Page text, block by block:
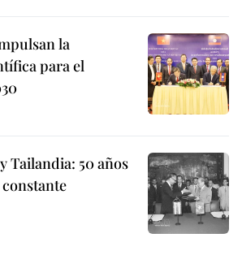
la
para el
Tailandia: 50 años